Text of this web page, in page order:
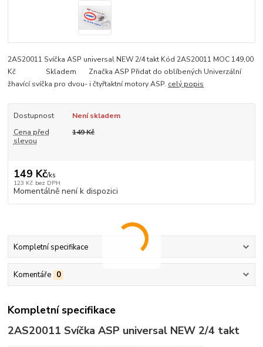
2AS20011 Svíčka ASP universal NEW 2/4 takt Kód 2AS20011 MOC 149,00
Kč Skladem Značka ASP Přidat do oblíbených Univerzální
žhavící svíčka pro dvou- i čtyřtaktní motory ASP. celý popis
Dostupnost
Není skladem
Cena před
slevou
149 Kč
149 Kč/ks
123 Kč bez DPH
Momentálně není k dispozici
Kompletní specifikace
Komentáře 0
Kompletní specifikace
2AS20011 Svíčka ASP universal NEW 2/4 takt